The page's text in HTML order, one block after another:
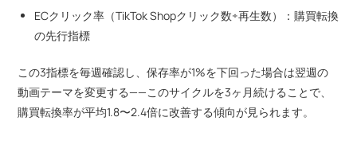
ECクリック率（TikTok Shopクリック数÷再生数）：購買転換
の先行指標
この3指標を毎週確認し、保存率が1%を下回った場合は翌週の
動画テーマを変更する——このサイクルを3ヶ月続けることで、
購買転換率が平均1.8〜2.4倍に改善する傾向が見られます。